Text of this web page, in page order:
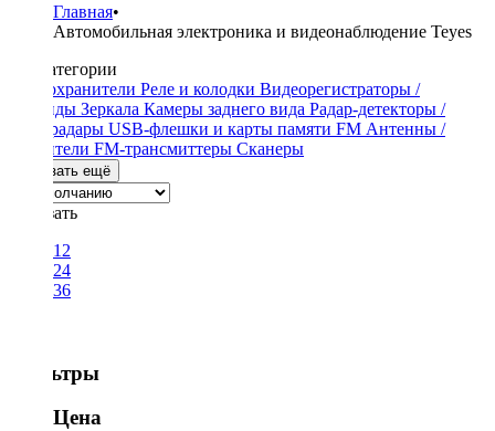
Главная•
Автомобильная электроника и видеонаблюдение Teyes
Подкатегории
Предохранители Реле и колодки Видеорегистраторы /
Гибриды Зеркала Камеры заднего вида Радар-детекторы /
Антирадары USB-флешки и карты памяти FM Антенны /
Усилители FM-трансмиттеры Сканеры
Показать ещё
Показать
12
24
36
Фильтры
Цена